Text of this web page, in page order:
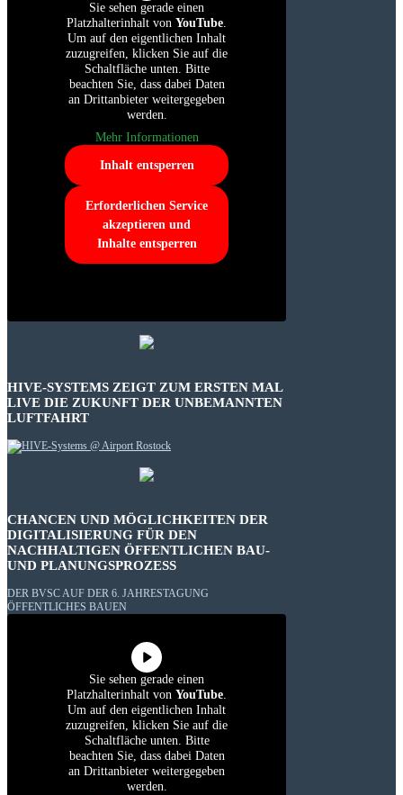
Sie sehen gerade einen
Platzhalterinhalt von YouTube.
Um auf den eigentlichen Inhalt
zuzugreifen, klicken Sie auf die
Schaltfläche unten. Bitte
beachten Sie, dass dabei Daten
an Drittanbieter weitergegeben
werden.
Mehr Informationen
Inhalt entsperren
Erforderlichen Service
akzeptieren und
Inhalte entsperren
HIVE-SYSTEMS ZEIGT ZUM ERSTEN MAL
LIVE DIE ZUKUNFT DER UNBEMANNTEN
LUFTFAHRT
CHANCEN UND MÖGLICHKEITEN DER
DIGITALISIERUNG FÜR DEN
NACHHALTIGEN ÖFFENTLICHEN BAU-
UND PLANUNGSPROZESS
DER BVSC AUF DER 6. JAHRESTAGUNG
ÖFFENTLICHES BAUEN
Sie sehen gerade einen
Platzhalterinhalt von YouTube.
Um auf den eigentlichen Inhalt
zuzugreifen, klicken Sie auf die
Schaltfläche unten. Bitte
beachten Sie, dass dabei Daten
an Drittanbieter weitergegeben
werden.